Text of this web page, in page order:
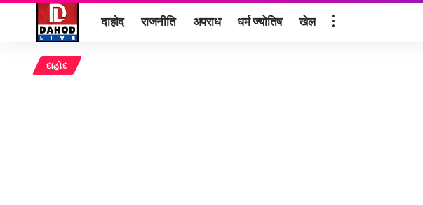
दाहोद राजनीति अपराध धर्म ज्योतिष खेल
દાહોદ